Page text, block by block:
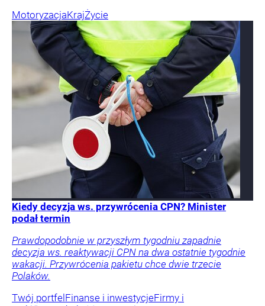
MotoryzacjaKrajŻycie
Kiedy decyzja ws. przywrócenia CPN? Minister
podał termin
Prawdopodobnie w przyszłym tygodniu zapadnie
decyzja ws. reaktywacji CPN na dwa ostatnie tygodnie
wakacji. Przywrócenia pakietu chce dwie trzecie
Polaków.
Twój portfel Finanse i inwestycjeFirmy i